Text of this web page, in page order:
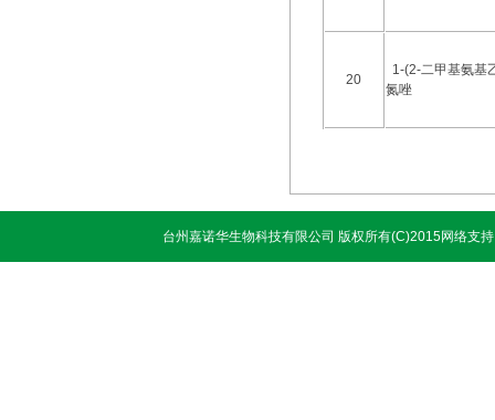
20
1-(2-二甲基氨基
氮唑
台州嘉诺华生物科技有限公司 版权所有(C)2015网络支